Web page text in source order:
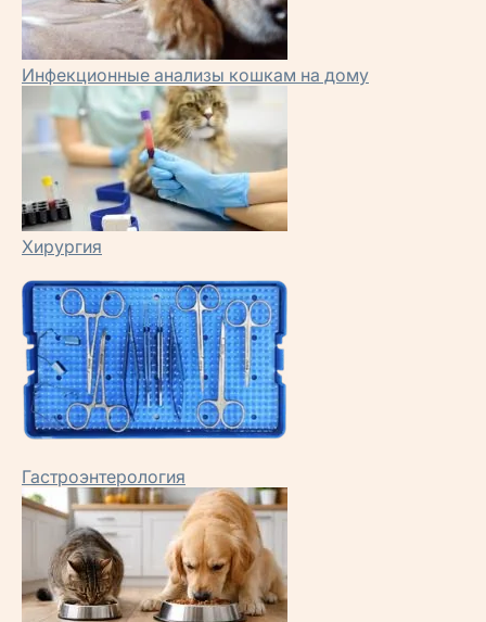
Инфекционные анализы кошкам на дому
Хирургия
Гастроэнтерология